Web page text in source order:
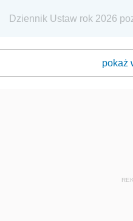
Dziennik Ustaw rok 2026
pokaż